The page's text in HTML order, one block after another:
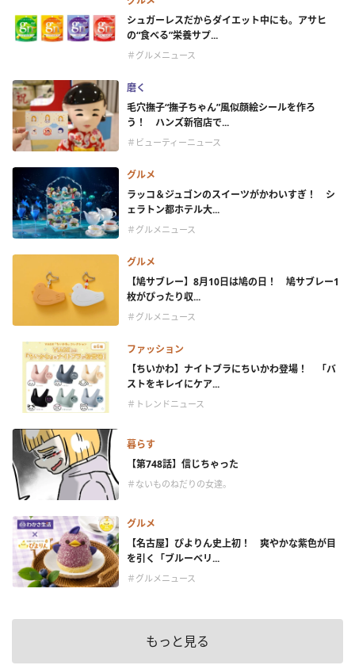
シュガーレスだからダイエット中にも。アサヒ
の“食べる”栄養サプ...
＃グルメニュース
磨く
毛穴撫子“撫子ちゃん”風似顔絵シールを作ろ
う！ ハンズ新宿店で...
＃ビューティーニュース
グルメ
ラッコ＆ジュゴンのスイーツがかわいすぎ！ シ
ェラトン都ホテル大...
＃グルメニュース
グルメ
【鳩サブレー】8月10日は鳩の日！ 鳩サブレー1
枚がぴったり収...
＃グルメニュース
ファッション
【ちいかわ】ナイトブラにちいかわ登場！ 「バ
ストをキレイにケア...
＃トレンドニュース
暮らす
【第748話】信じちゃった
＃ないものねだりの女達。
グルメ
【名古屋】ぴよりん史上初！ 爽やかな紫色が目
を引く「ブルーベリ...
＃グルメニュース
もっと見る